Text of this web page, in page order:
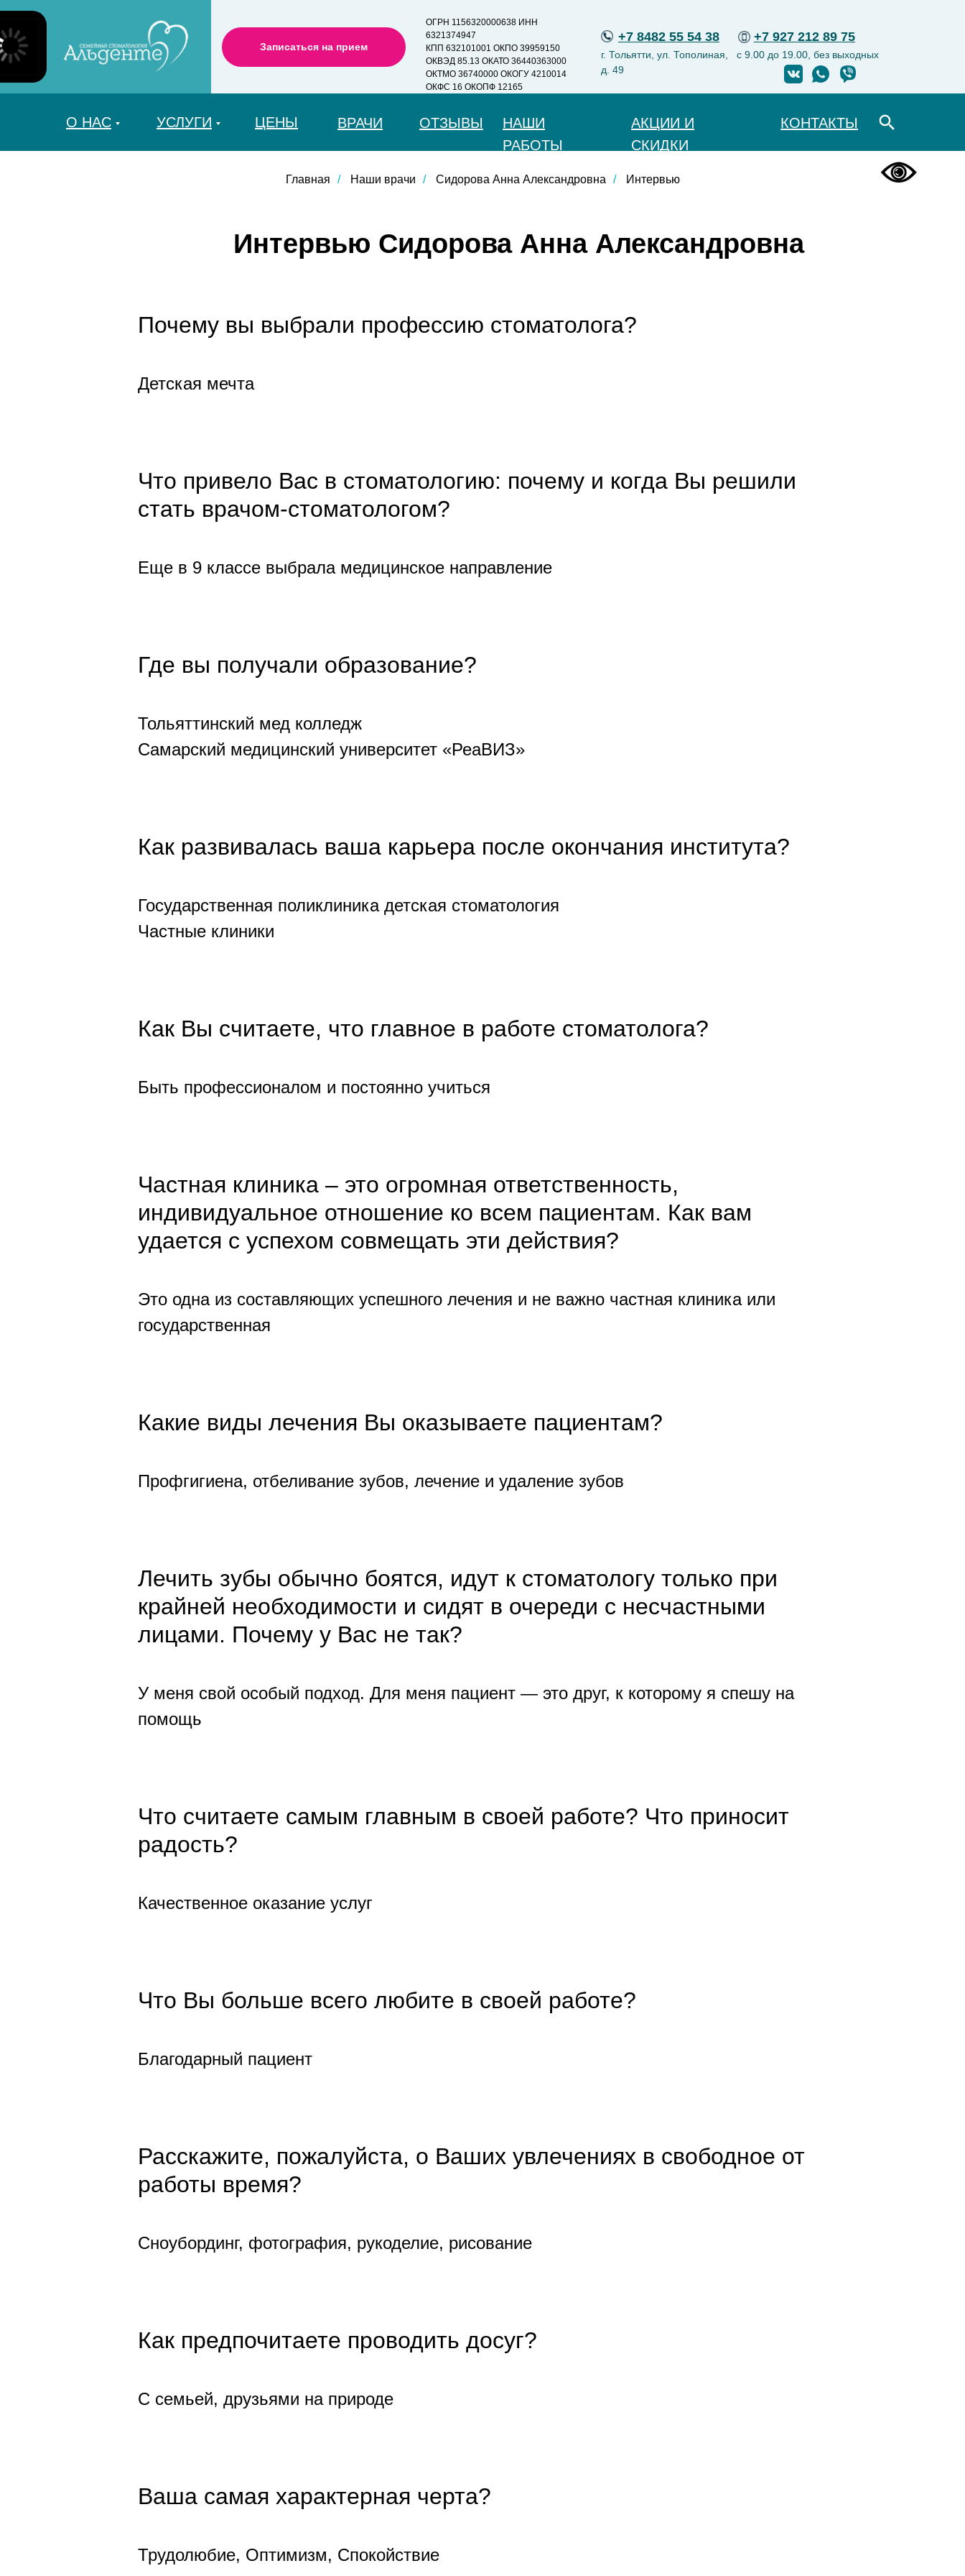
+7 8482 55 54 38 +7 927 212 89 75
Записаться на прием
г. Тольятти, ул. Тополиная,
д. 49
с 9.00 до 19.00, без выходных
ОГРН 1156320000638 ИНН
6321374947
КПП 632101001 ОКПО 39959150
ОКВЭД 85.13 ОКАТО 36440363000
ОКТМО 36740000 ОКОГУ 4210014
ОКФС 16 ОКОПФ 12165
О НАС УСЛУГИ ЦЕНЫ ВРАЧИ ОТЗЫВЫ
НАШИ
РАБОТЫ
АКЦИИ И
СКИДКИ
КОНТАКТЫ
Главная / Наши врачи / Сидорова Анна Александровна / Интервью
Интервью Сидорова Анна Александровна
Почему вы выбрали профессию стоматолога?
Детская мечта
Что привело Вас в стоматологию: почему и когда Вы решили
стать врачом-стоматологом?
Еще в 9 классе выбрала медицинское направление
Где вы получали образование?
Тольяттинский мед колледж
Самарский медицинский университет «РеаВИЗ»
Как развивалась ваша карьера после окончания института?
Государственная поликлиника детская стоматология
Частные клиники
Как Вы считаете, что главное в работе стоматолога?
Быть профессионалом и постоянно учиться
Частная клиника – это огромная ответственность,
индивидуальное отношение ко всем пациентам. Как вам
удается с успехом совмещать эти действия?
Это одна из составляющих успешного лечения и не важно частная клиника или
государственная
Какие виды лечения Вы оказываете пациентам?
Профгигиена, отбеливание зубов, лечение и удаление зубов
Лечить зубы обычно боятся, идут к стоматологу только при
крайней необходимости и сидят в очереди с несчастными
лицами. Почему у Вас не так?
У меня свой особый подход. Для меня пациент — это друг, к которому я спешу на
помощь
Что считаете самым главным в своей работе? Что приносит
радость?
Качественное оказание услуг
Что Вы больше всего любите в своей работе?
Благодарный пациент
Расскажите, пожалуйста, о Ваших увлечениях в свободное от
работы время?
Сноубординг, фотография, рукоделие, рисование
Как предпочитаете проводить досуг?
С семьей, друзьями на природе
Ваша самая характерная черта?
Трудолюбие, Оптимизм, Спокойствие